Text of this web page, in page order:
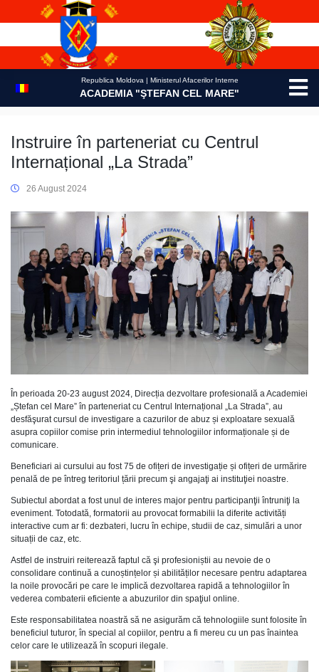
Republica Moldova | Ministerul Afacerilor Interne
ACADEMIA "ŞTEFAN CEL MARE"
Instruire în parteneriat cu Centrul
Internațional „La Strada”
26 August 2024
În perioada 20-23 august 2024, Direcția dezvoltare profesională a Academiei
„Ștefan cel Mare” în parteneriat cu Centrul Internațional „La Strada”, au
desfăşurat cursul de investigare a cazurilor de abuz și exploatare sexuală
asupra copiilor comise prin intermediul tehnologiilor informaționale și de
comunicare.
Beneficiari ai cursului au fost 75 de ofițeri de investigație și ofițeri de urmărire
penală de pe întreg teritoriul țării precum şi angajaţi ai instituţiei noastre.
Subiectul abordat a fost unul de interes major pentru participanţii întruniţi la
eveniment. Totodată, formatorii au provocat formabilii la diferite activități
interactive cum ar fi: dezbateri, lucru în echipe, studii de caz, simulări a unor
situații de caz, etc.
Astfel de instruiri reiterează faptul că şi profesioniștii au nevoie de o
consolidare continuă a cunoștințelor și abilităților necesare pentru adaptarea
la noile provocări pe care le implică dezvoltarea rapidă a tehnologiilor în
vederea combaterii eficiente a abuzurilor din spaţiul online.
Este responsabilitatea noastră să ne asigurăm că tehnologiile sunt folosite în
beneficiul tuturor, în special al copiilor, pentru a fi mereu cu un pas înaintea
celor care le utilizează în scopuri ilegale.